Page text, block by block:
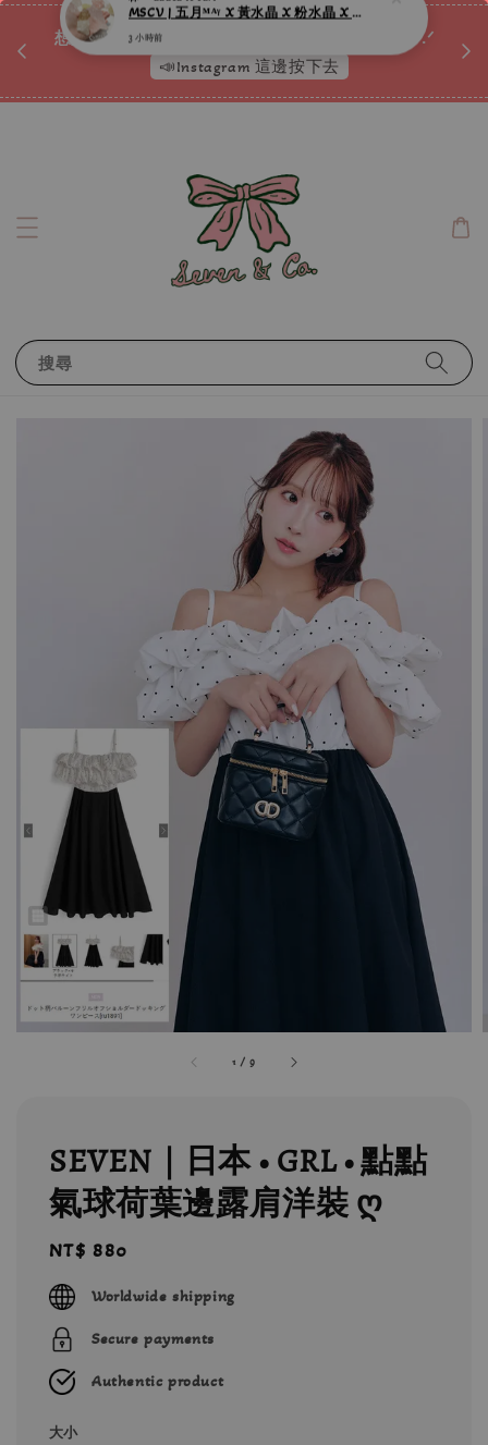
想訂製屬於自己的『水晶手鍊』嗎ꕀ♡ 私訊我們.ᐟ.ᐟ
📣Instagram 這邊按下去
搜尋
1 /9
SEVEN｜日本 • GRL • 點點
氣球荷葉邊露肩洋裝 ღ
Regular
price
NT$ 880
Worldwide shipping
Secure payments
Authentic product
大小